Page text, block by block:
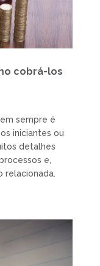
cobrá-los
sempre é
iniciantes ou
detalhes
e,
relacionada.